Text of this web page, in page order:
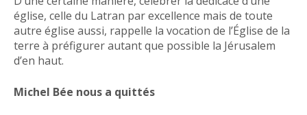
église, celle du Latran par excellence mais de toute
autre église aussi, rappelle la vocation de l’Église de la
terre à préfigurer autant que possible la Jérusalem
d’en haut.
Michel Bée nous a quittés